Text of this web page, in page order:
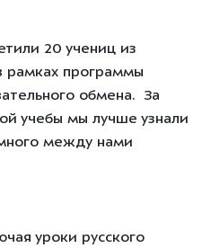
20 учениц из
рамках программы
обмена.
За
учебы мы лучше узнали
между нами
уроки русского